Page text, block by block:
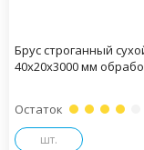
Брус строганный
40х20х3000 мм
Остаток
шт.